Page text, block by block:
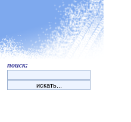
поиск: